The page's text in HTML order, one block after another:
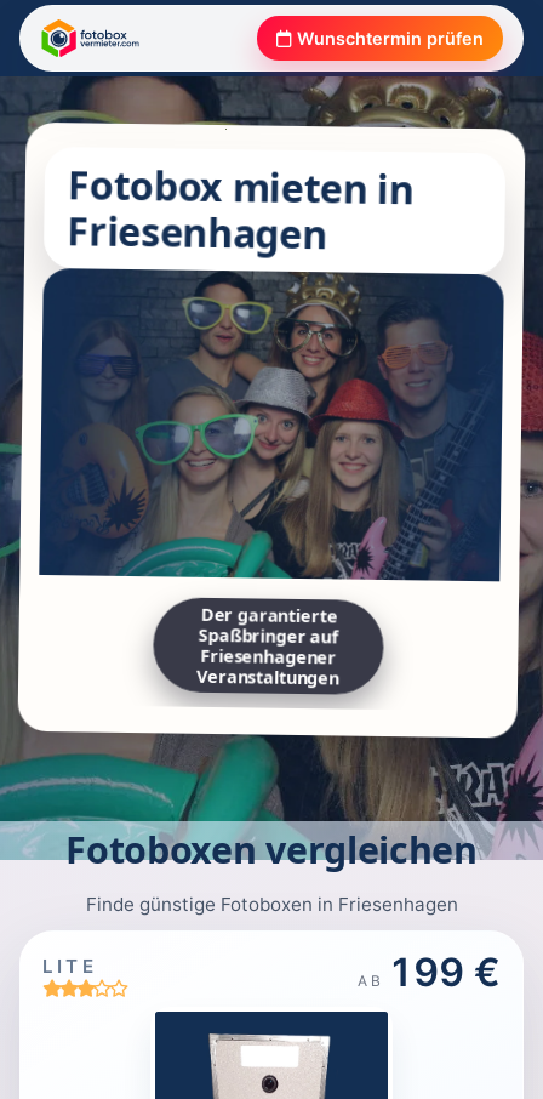
Wunschtermin prüfen
Fotobox mieten in
Friesenhagen
Der garantierte
Spaßbringer auf
Friesenhagener
Veranstaltungen
Fotoboxen vergleichen
Finde günstige Fotoboxen in Friesenhagen
LITE
AB 199 €